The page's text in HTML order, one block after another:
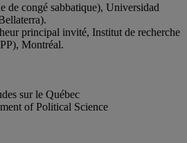
de congé sabbatique), Universidad
principal invité, Institut de recherche
Montréal.
sur le Québec
of Political Science